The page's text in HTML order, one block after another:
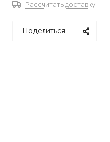
Рассчитать доставку
Поделиться